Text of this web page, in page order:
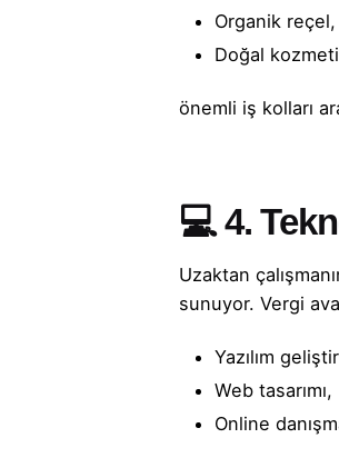
Organik
Doğal
önemli iş kolları
💻 4.
Uzaktan
sunuyor. Vergi
Yazılım
Web tasarımı,
Online